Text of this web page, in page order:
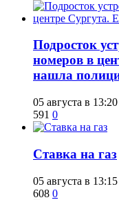
Подросток
номеров в
нашла
05 августа в 13:20
591 0
Ставка на газ
05 августа в 13:15
608 0